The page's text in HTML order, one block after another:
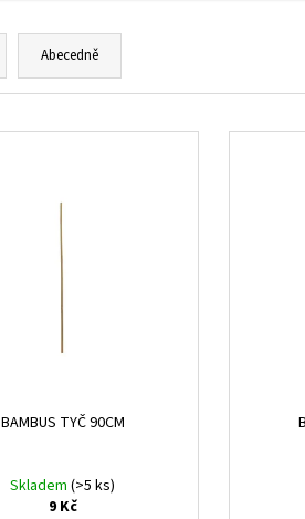
Abecedně
BAMBUS TYČ 90CM
Skladem(>5 ks)
9 Kč